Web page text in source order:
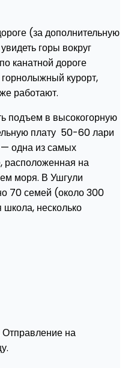
(за дополнительную
горы вокруг
канатной дороге
курорт,
работают.
подъем в высокогорную
плату 50-60 лари
одна из самых
расположенная на
моря. В Ушгули
70 семей (около 300
несколько
на